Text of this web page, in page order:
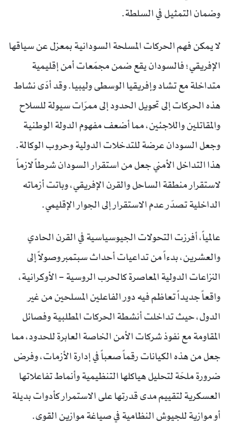
وضمان التمثيل في السلطة.
لا يمكن فهم الحركات المسلحة السودانية بمعزل عن سياقها
الإفريقي؛ فالسودان يقع ضمن مجمّعات أمن إقليمية
متداخلة مع تشاد وإفريقيا الوسطى وليبيا. وقد أدّى نشاط
هذه الحركات إلى تحويل الحدود إلى ممرّات سيولة للسلاح
والمقاتلين واللاجئين، مما أضعف مفهوم الدولة الوطنية
وجعل السودان عرضة للتدخلات الدولية وحروب الوكالة.
هذا التداخل الأمني جعل من استقرار السودان شرطاً لازماً
لاستقرار منطقة الساحل والقرن الإفريقي، وباتت أزماته
الداخلية تصدّر عدم الاستقرار إلى الجوار الإقليمي.
عالمياً، أفرزت التحولات الجيوسياسية في القرن الحادي
والعشرين، بدءاً من تداعيات أحداث سبتمبر وصولاً إلى
النزاعات الدولية المعاصرة كالحرب الروسية – الأوكرانية،
واقعاً جديداً تعاظم فيه دور الفاعلين المسلحين من غير
الدول، حيث تداخلت أنشطة الحركات المطلبية وفصائل
المقاومة مع نفوذ شركات الأمن الخاصة العابرة للحدود، مما
جعل من هذه الكيانات رقماً صعباً في إدارة الأزمات، وفرض
ضرورة ملحّة لتحليل هياكلها التنظيمية وأنماط تفاعلاتها
العسكرية لتقييم مدى قدرتها على الاستمرار كأدوات بديلة
أو موازية للجيوش النظامية في صياغة موازين القوى.